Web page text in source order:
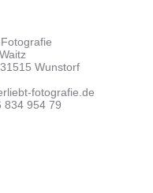
Wunstorf
fotografie.de
834 954 79